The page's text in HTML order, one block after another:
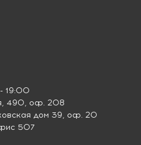
19:00
490, оф. 208
дом 39, оф. 20
507